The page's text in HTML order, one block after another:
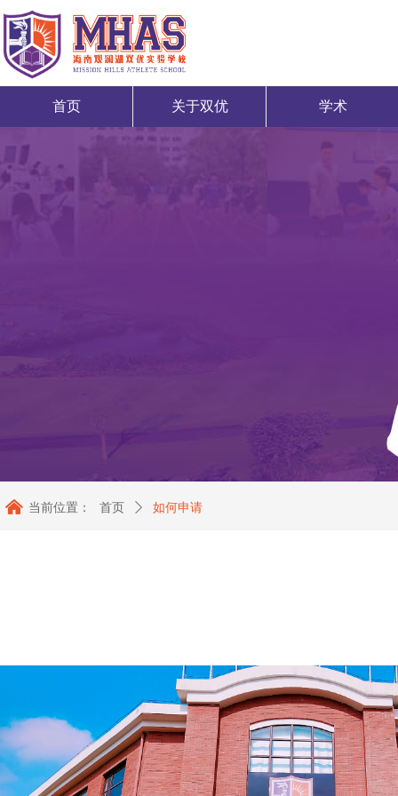
首页 关于双优
首页 关于双优 学术
낀 当前位置： 首页 ꄲ 如何申请